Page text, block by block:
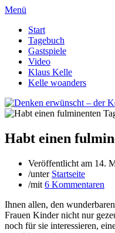
Menü
Start
Tagebuch
Gastspiele
Video
Klaus Kelle
Kelle woanders
Habt einen
Veröffentlicht am 14.
/unter Startseite
/mit 6 Kommentaren
Ihnen allen, den
Frauen Kinder nicht nur
noch für sie interessieren,